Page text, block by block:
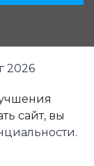
2026
сайт, вы
.